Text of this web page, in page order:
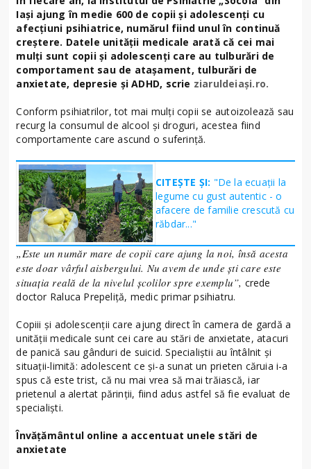
Iaşi ajung în medie 600 de copii şi adolescenți cu
afecțiuni psihiatrice, numărul fiind unul în continuă
creştere. Datele unităţii medicale arată că cei mai
mulţi sunt copii şi adolescenţi care au tulburări de
comportament sau de atașament, tulburări de
anxietate, depresie şi ADHD, scrie ziaruldeiași.ro.
Conform psihiatrilor, tot mai mulţi copii se autoizolează sau
recurg la consumul de alcool şi droguri, acestea fiind
comportamente care ascund o suferinţă.
CITEȘTE ȘI: "De la ecuații la
legume cu gust autentic - o
afacere de familie crescută cu
răbdar..."
„Este un număr mare de copii care ajung la noi, însă acesta
este doar vârful aisbergului. Nu avem de unde şti care este
situaţia reală de la nivelul şcolilor spre exemplu”, crede
doctor Raluca Prepeliţă, medic primar psihiatru.
Copiii şi adolescenții care ajung direct în camera de gardă a
unităţii medicale sunt cei care au stări de anxietate, atacuri
de panică sau gânduri de suicid. Specialiştii au întâlnit şi
situaţii-limită: adolescent ce şi-a sunat un prieten căruia i-a
spus că este trist, că nu mai vrea să mai trăiască, iar
prietenul a alertat părinţii, fiind adus astfel să fie evaluat de
specialişti.
Învățământul online a accentuat unele stări de
anxietate